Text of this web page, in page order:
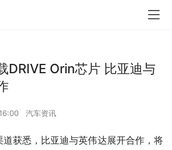
DRIVE Orin芯片 比亚迪与
汽车资讯
道获悉，比亚迪与英伟达展开合作，将